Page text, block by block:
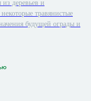
деревьев и
травянистые
будущей ограды и